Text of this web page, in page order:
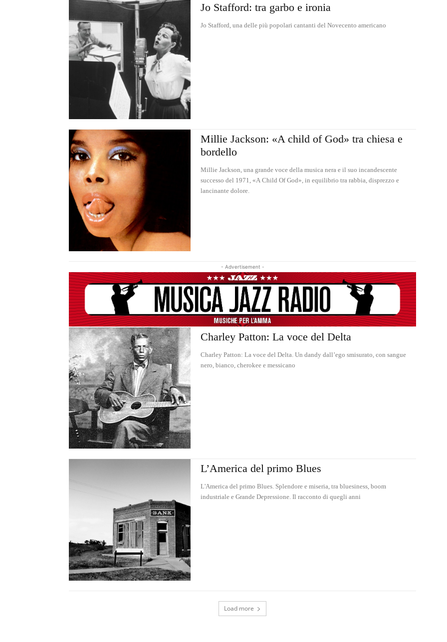
Jo Stafford: tra garbo e ironia
Jo Stafford, una delle più popolari cantanti del Novecento americano
Millie Jackson: «A child of God» tra chiesa e
bordello
Millie Jackson, una grande voce della musica nera e il suo incandescente
successo del 1971, «A Child Of God», in equilibrio tra rabbia, disprezzo e
lancinante dolore.
- Advertisement -
Charley Patton: La voce del Delta
Charley Patton: La voce del Delta. Un dandy dall’ego smisurato, con sangue
nero, bianco, cherokee e messicano
L’America del primo Blues
L'America del primo Blues. Splendore e miseria, tra bluesiness, boom
industriale e Grande Depressione. Il racconto di quegli anni
Load more